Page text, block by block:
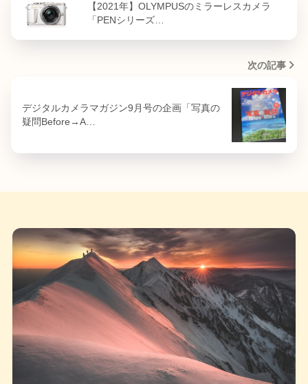
【2021年】OLYMPUSのミラーレスカメラ
「PENシリーズ…
次の記事
デジタルカメラマガジン9月号の企画「写真の
疑問Before→A…